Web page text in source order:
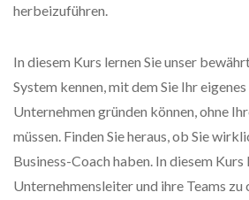
herbeizuführen.
In diesem Kurs lernen Sie unser
System kennen, mit dem Sie Ihr
Unternehmen gründen können, ohne
müssen. Finden Sie heraus, ob Sie
Business-Coach haben. In diesem Kurs
Unternehmensleiter und ihre Teams zu